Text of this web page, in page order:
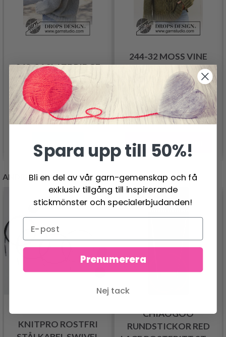
263-36 SLATE RIDGE
SWEATER BY DROPS
DESIGN
Pris från313.00 SEK
Se produkt
244-32 MOSS VINE
SWEATER BY DROPS
DESIGN
527.00 SEK
Lägg till varukorgen
ANDRA KUNDER KÖPTE
KNITPRO ROSTFRI
CHIAOGOO
RUNDSTICKOR RED
Spara upp till 50%!
Bli en del av vår garn-gemenskap och få
exklusiv tillgång till inspirerande
stickmönster och specialerbjudanden!
Prenumerera
Nej tack